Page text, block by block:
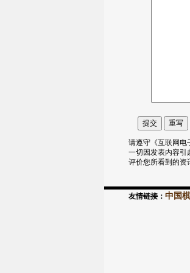
请遵守《互联网电
一切因发表内容引
评价您所看到的资
友情链接： 中国